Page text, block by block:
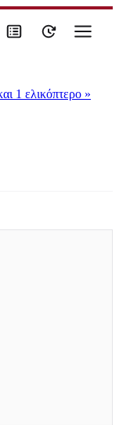
1 ελικόπτερο »